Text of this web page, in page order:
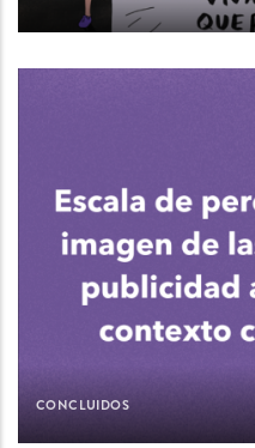
CONCLUIDOS